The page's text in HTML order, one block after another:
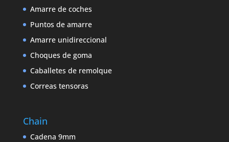
Amarre de coches
Puntos de amarre
Amarre unidireccional
Choques de goma
Caballetes de remolque
Correas tensoras
Chain
Cadena 9mm